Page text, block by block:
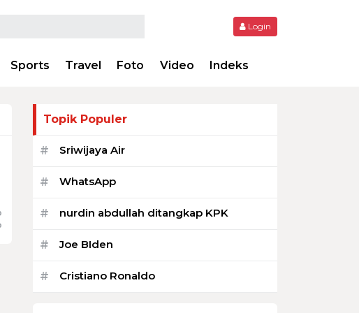
Login
Sports Travel Foto Video Indeks
Topik Populer
# Sriwijaya Air
# WhatsApp
# nurdin abdullah ditangkap KPK
# Joe BIden
# Cristiano Ronaldo